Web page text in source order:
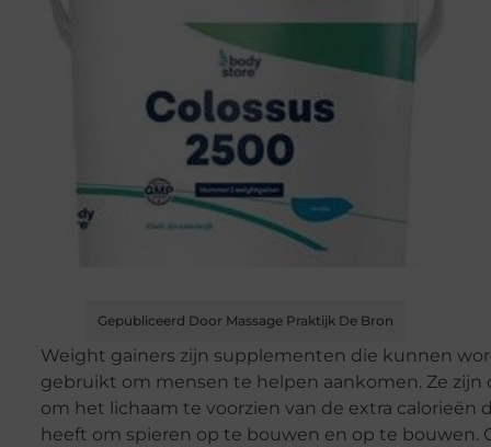
Gepubliceerd Door Massage Praktijk De Bron
Weight gainers zijn supplementen die kunnen
gebruikt om mensen te helpen aankomen. Ze zijn
om het lichaam te voorzien van de extra calorieën
heeft om spieren op te bouwen en op te bouwen.